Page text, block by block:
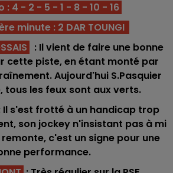
: 4 - 2 - 5 - 1 - 8 - 10 - 16
minute : 2 DAR TOUNGI
: Il vient de faire une bonne
cette piste, en étant monté par
Aujourd'hui S.Pasquier
tous les feux sont aux verts.
Il s'est frotté à un handicap trop
son jockey n'insistant pas à mi
c'est un signe pour une
performance.